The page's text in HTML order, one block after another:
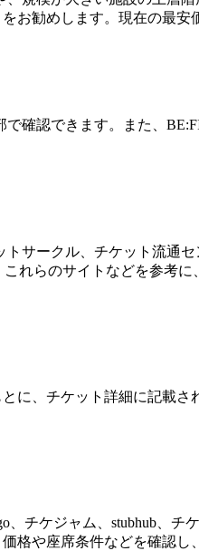
勧めします。現在の最安
確認できます。また、
サークル、チケット流通セ
れらのサイトなどを参考
に、チケット詳細に記載さ
チケジャム、stubhub、チ
格や座席条件などを確認し